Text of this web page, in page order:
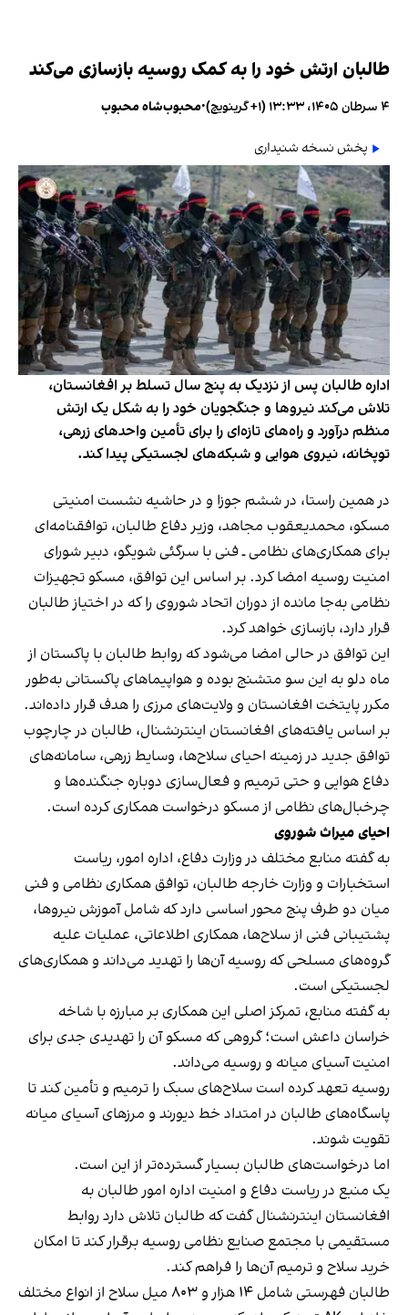
طالبان ارتش خود را به کمک روسیه بازسازی می‌کند
۴ سرطان ۱۴۰۵، ۱۳:۳۳ (‎+۱ گرینویچ) •محبوب‌شاه محبوب
پخش نسخه شنیداری
اداره طالبان پس از نزدیک به پنج سال تسلط بر افغانستان،
تلاش می‌کند نیروها و جنگجویان خود را به شکل یک ارتش
منظم درآورد و راه‌های تازه‌ای را برای تأمین واحدهای زرهی،
توپخانه، نیروی هوایی و شبکه‌های لجستیکی پیدا کند.
در همین راستا، در ششم جوزا و در حاشیه نشست امنیتی
مسکو، محمدیعقوب مجاهد، وزیر دفاع طالبان، توافقنامه‌ای
برای همکاری‌های نظامی ـ فنی با سرگئی شویگو، دبیر شورای
امنیت روسیه امضا کرد. بر اساس این توافق، مسکو تجهیزات
نظامی به‌جا مانده از دوران اتحاد شوروی را که در اختیاز طالبان
قرار دارد، بازسازی خواهد کرد.
این توافق در حالی امضا می‌شود که روابط طالبان با پاکستان از
ماه دلو به این سو متشنج بوده و هواپیماهای پاکستانی به‌طور
مکرر پایتخت افغانستان و ولایت‌های مرزی را هدف قرار داده‌اند.
بر اساس یافته‌های افغانستان اینترنشنال، طالبان در چارچوب
توافق جدید در زمینه احیای سلاح‌ها، وسایط زرهی، سامانه‌های
دفاع هوایی و حتی ترمیم و فعال‌سازی دوباره جنگنده‌ها و
چرخبال‌های نظامی از مسکو درخواست همکاری کرده است.
احیای میراث شوروی
به گفته منابع مختلف در وزارت دفاع، اداره امور، ریاست
استخبارات و وزارت خارجه طالبان، توافق همکاری نظامی و فنی
میان دو طرف پنج محور اساسی دارد که شامل آموزش نیروها،
پشتیبانی فنی از سلاح‌ها، همکاری اطلاعاتی، عملیات علیه
گروه‌های مسلحی که روسیه آن‌ها را تهدید می‌داند و همکاری‌های
لجستیکی است.
به گفته منابع، تمرکز اصلی این همکاری بر مبارزه با شاخه
خراسان داعش است؛ گروهی که مسکو آن را تهدیدی جدی برای
امنیت آسیای میانه و روسیه می‌داند.
روسیه تعهد کرده است سلاح‌های سبک را ترمیم و تأمین کند تا
پاسگاه‌های طالبان در امتداد خط دیورند و مرزهای آسیای میانه
تقویت شوند.
اما درخواست‌های طالبان بسیار گسترده‌تر از این است.
یک منبع در ریاست دفاع و امنیت اداره امور طالبان به
افغانستان اینترنشنال گفت که طالبان تلاش دارد روابط
مستقیمی با مجتمع صنایع نظامی روسیه برقرار کند تا امکان
خرید سلاح و ترمیم آن‌ها را فراهم کند.
طالبان فهرستی شامل ۱۴ هزار و ۸۰۳ میل سلاح از انواع مختلف